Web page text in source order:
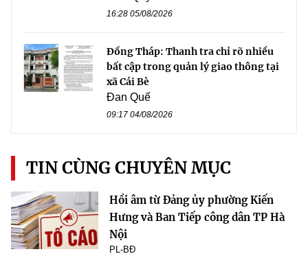
16:28 05/08/2026
Đồng Tháp: Thanh tra chỉ rõ nhiều
bất cập trong quản lý giao thông tại
xã Cái Bè
Đan Quế
09:17 04/08/2026
TIN CÙNG CHUYÊN MỤC
Hồi âm từ Đảng ủy phường Kiến
Hưng và Ban Tiếp công dân TP Hà
Nội
PL-BĐ